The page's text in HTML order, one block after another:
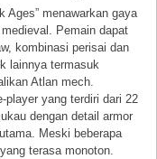
Ages” menawarkan gaya
Pemain dapat
kombinasi perisai dan
lainnya termasuk
Atlan mech.
player yang terdiri dari 22
dengan detail armor
Meski beberapa
terasa monoton.